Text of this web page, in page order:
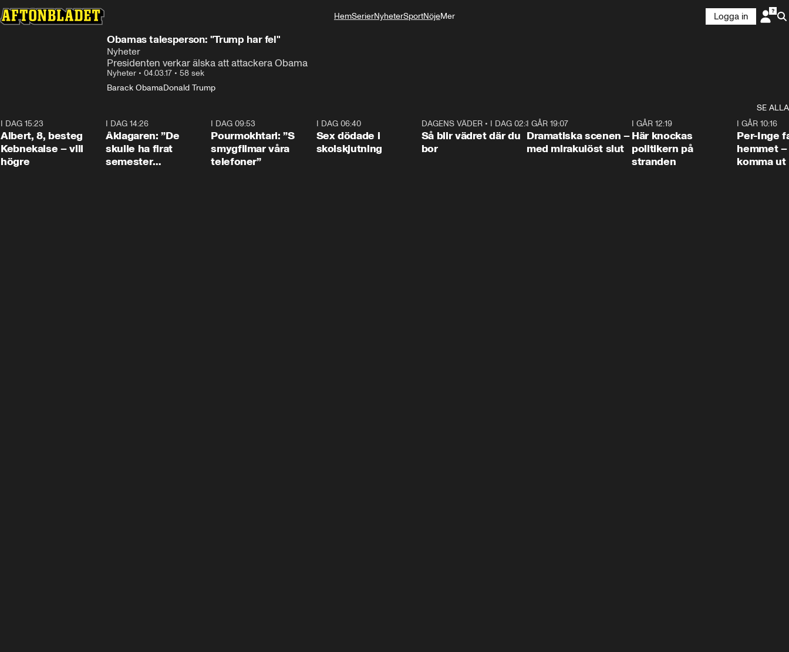
HemSerierNyheterSportNöjeMer
Logga in
Obamas talesperson: "Trump har fel"
Nyheter
Presidenten verkar älska att attackera Obama
Nyheter • 04.03.17 • 58 sek
Barack ObamaDonald Trump
SE ALLA
I DAG 15:23
Albert, 8, besteg
Kebnekaise – vill
högre
I DAG 14:26
Åklagaren: ”De
skulle ha firat
semester
I DAG 09:53
Pourmokhtari: ”S
smygfilmar våra
telefoner”
I DAG 06:40
Sex dödade i
skolskjutning
1:06
DAGENS VÄDER• I DAG 02:30
Så blir vädret där du
bor
I GÅR 19:07
Dramatiska scenen –
med mirakulöst slut
I GÅR 12:19
Här knockas
politikern på
stranden
I GÅR 10:16
Per-Inge
hemmet
komma ut